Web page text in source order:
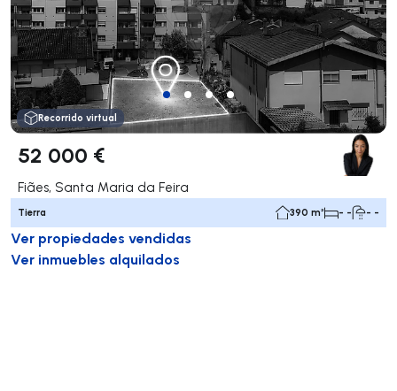
Recorrido virtual
52 000 €
Fiães, Santa Maria da Feira
Tierra 390 m² - - - -
Ver propiedades vendidas
Ver inmuebles alquilados